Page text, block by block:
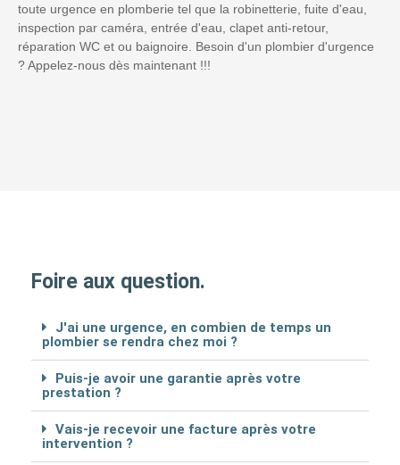
toute urgence en plomberie tel que la robinetterie, fuite d'eau,
inspection par caméra, entrée d'eau, clapet anti-retour,
réparation WC et ou baignoire. Besoin d'un plombier d'urgence
? Appelez-nous dès maintenant !!!
Foire aux question.
J'ai une urgence, en combien de temps un
plombier se rendra chez moi ?
Puis-je avoir une garantie après votre
prestation ?
Vais-je recevoir une facture après votre
intervention ?